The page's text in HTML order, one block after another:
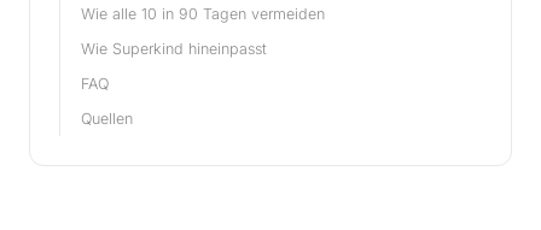
Wie alle 10 in 90 Tagen vermeiden
Wie Superkind hineinpasst
FAQ
Quellen